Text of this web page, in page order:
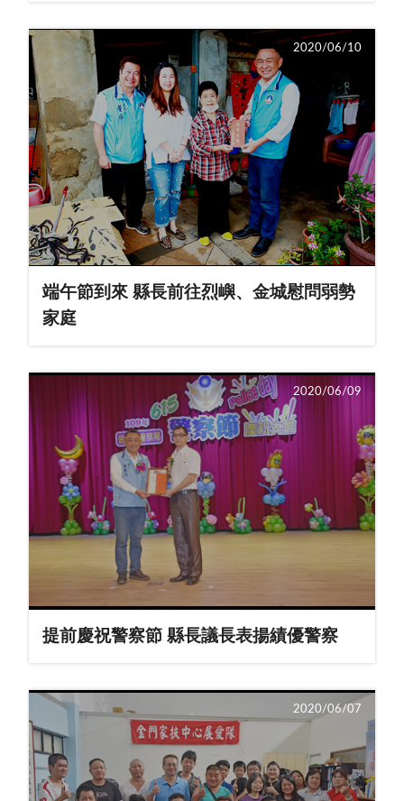
端午節到來 縣長前往烈嶼、金城慰問弱勢
家庭
2020/06/10
提前慶祝警察節 縣長議長表揚績優警察
2020/06/09
2020/06/07